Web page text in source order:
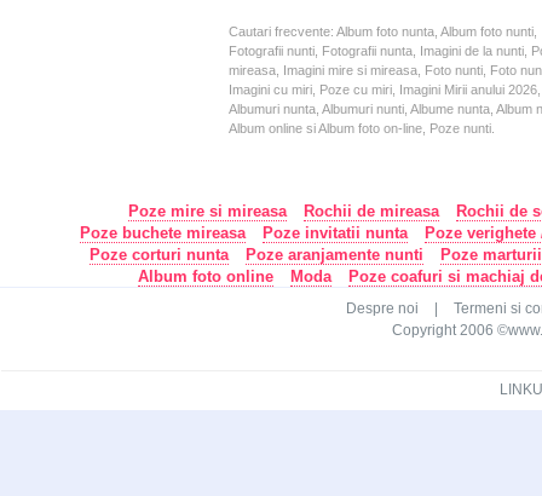
Cautari frecvente: Album foto nunta, Album foto
Fotografii nunti, Fotografii nunta, Imagini de la nunti,
mireasa, Imagini mire si mireasa, Foto nunti, Foto
Imagini cu miri, Poze cu miri, Imagini Mirii anului
Albumuri nunta, Albumuri nunti, Albume nunta,
Album online si Album foto on-line, Poze nunti.
Poze mire si mireasa Rochii de mireasa
Rochii de
Poze buchete mireasa
Poze invitatii nunta
Poze
Poze corturi nunta
Poze aranjamente nunti
Poze
Album foto online
Moda Poze coafuri si machiaj
Despre noi
Termeni si
Copyright 2006